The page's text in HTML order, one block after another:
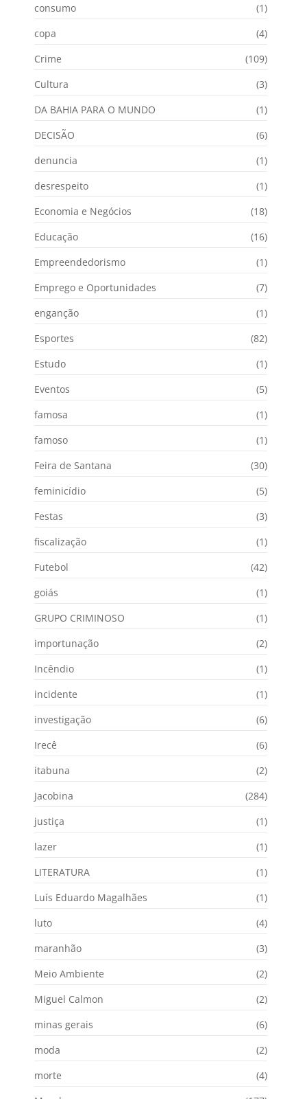
consumo
(1)
copa
(4)
Crime
(109)
Cultura
(3)
DA BAHIA PARA O MUNDO
(1)
DECISÃO
(6)
denuncia
(1)
desrespeito
(1)
Economia e Negócios
(18)
Educação
(16)
Empreendedorismo
(1)
Emprego e Oportunidades
(7)
enganção
(1)
Esportes
(82)
Estudo
(1)
Eventos
(5)
famosa
(1)
famoso
(1)
Feira de Santana
(30)
feminicídio
(5)
Festas
(3)
fiscalização
(1)
Futebol
(42)
goiás
(1)
GRUPO CRIMINOSO
(1)
importunação
(2)
Incêndio
(1)
incidente
(1)
investigação
(6)
Irecê
(6)
itabuna
(2)
Jacobina
(284)
justiça
(1)
lazer
(1)
LITERATURA
(1)
Luís Eduardo Magalhães
(1)
luto
(4)
maranhão
(3)
Meio Ambiente
(2)
Miguel Calmon
(2)
minas gerais
(6)
moda
(2)
morte
(4)